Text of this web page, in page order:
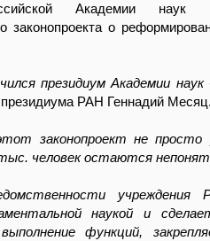
Академии наук
законопроекта о
президиум Академии
РАН Геннадий Месяц.
законопроект не
человек остаются
наукой и
функций,